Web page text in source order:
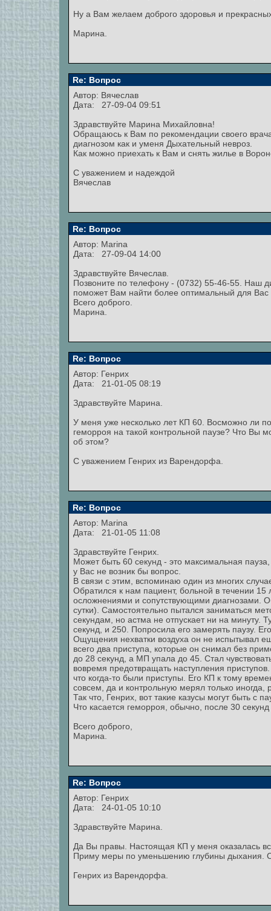
Ну а Вам желаем доброго здоровья и
Марина.
Re: Вопрос
Автор: Вячеслав
Дата: 27-09-04 09:51
Здравствуйте Марина Михайловна!
Обращаюсь к Вам по рекомендации своего
диагнозом как и уменя Дыхательный невроз.
Как можно приехать к Вам и снять жилье в
С уважением и надеждой
Вячеслав
Re: Вопрос
Автор: Marina
Дата: 27-09-04 14:00
Здравствуйте Вячеслав.
Позвоните по телефону - (0732) 55-46-55. Наш
поможет Вам найти более оптимальный для Вас
Всего доброго.
Марина.
Re: Вопрос
Автор: Генрих
Дата: 21-01-05 08:19
Здравствуйте Марина.
У меня уже несколько лет КП 60. Восможно ли
геморроя на такой контрольной паузе? Что Вы
об этом?
С уважением Генрих из Варендорфа.
Re: Вопрос
Автор: Marina
Дата: 21-01-05 11:08
Здравствуйте Генрих.
Может быть 60 секунд - это максимальная
у Вас не возник бы вопрос.
В связи с этим, вспоминаю один из многих
Обратился к нам пациент, больной в течении
осложнениями и сопутствующими диагнозами.
сутки). Самостоятельно пытался заниматься
секундам, но астма не отпускает ни на минуту.
секунд, и 250. Попросила его замерять паузу.
Ощущения нехватки воздуха он не испытывал
всего два приступа, которые он снимал без
до 28 секунд, а МП упала до 45. Стал
вовремя предотвращать наступления
что когда-то были приступы. Его КП к тому
совсем, да и контрольную мерял только иногда,
Так что, Генрих, вот такие казусы могут быть с
Что касается геморроя, обычно, после 30
Всего доброго,
Марина.
Re: Вопрос
Автор: Генрих
Дата: 24-01-05 10:10
Здравствуйте Марина.
Да Вы правы. Настоящая КП у меня оказалась
Приму меры по уменьшению глубины дыхания.
Генрих из Варендорфа.